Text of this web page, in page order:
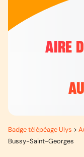
AIRE
Badge télépéage Ulys >
Bussy-Saint-Georges